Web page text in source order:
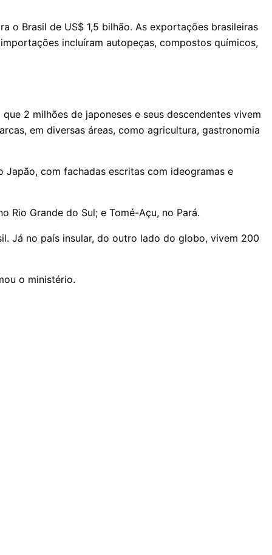
o Brasil de US$ 1,5 bilhão. As exportações brasileiras
incluíram autopeças, compostos químicos,
2 milhões de japoneses e seus descendentes vivem
em diversas áreas, como agricultura, gastronomia
com fachadas escritas com ideogramas e
Rio Grande do Sul; e Tomé-Açu, no Pará.
Já no país insular, do outro lado do globo, vivem 200
o ministério.